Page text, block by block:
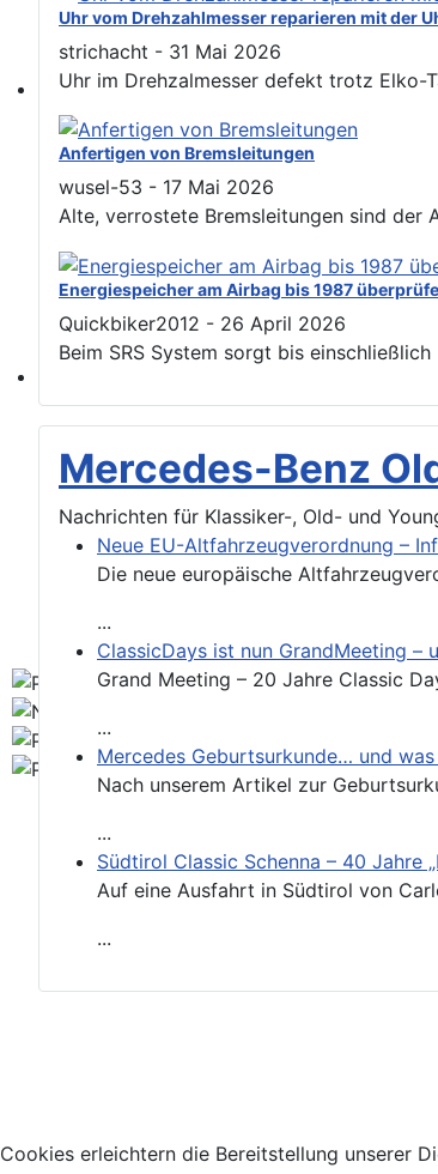
Please send your pre 82 datacards to
Find experts around MB 107 SL / SLC
Uhr vom Drehzahlmesser reparieren mit der
strichacht - 31 Mai 2026
Uhr im Drehzalmesser defekt trotz Elko-
Anfertigen von Bremsleitungen
wusel-53 - 17 Mai 2026
Alte, verrostete Bremsleitungen sind der
Energiespeicher am Airbag bis 1987
Quickbiker2012 - 26 April 2026
Beim SRS System sorgt bis
Mercedes-Benz
Nachrichten für Klassiker-, Old- und
Neue EU-Altfahrzeugverordnung –
Die neue europäische
...
ClassicDays ist nun GrandMeeting –
Grand Meeting – 20 Jahre Classic
...
Mercedes Geburtsurkunde… und
Nach unserem Artikel zur
...
Südtirol Classic Schenna – 40 Jahre
Auf eine Ausfahrt in Südtirol von
...
Cookies erleichtern die Bereitstellung unserer